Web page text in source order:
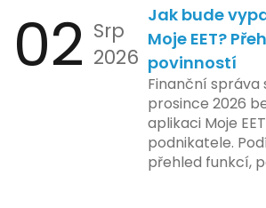
02 Srp
2026
Jak bude
Moje EET?
povinností
Finanční správa
prosince 2026
aplikaci Moje
podnikatele.
přehled funkcí,